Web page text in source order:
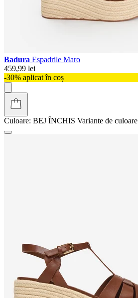
Badura Espadrile Maro
459,99 lei
-30% aplicat în coș
Culoare: BEJ ÎNCHIS Variante de culoare